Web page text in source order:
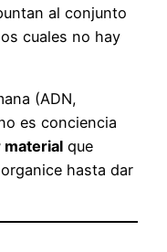
al conjunto
cuales no hay
(ADN,
es conciencia
que
hasta dar